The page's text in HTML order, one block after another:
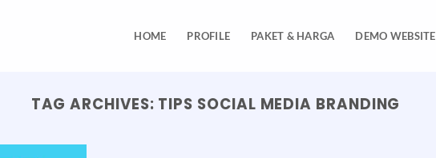
HOME PROFILE PAKET & HARGA DEMO WEBSITE
TAG ARCHIVES: TIPS SOCIAL MEDIA BRANDING